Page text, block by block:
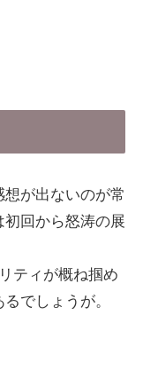
が出ないのが常
回から怒涛の展
ティが概ね掴め
でしょうが。